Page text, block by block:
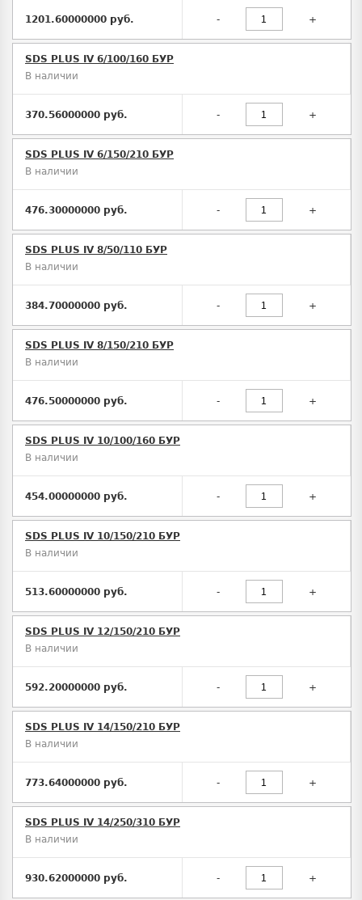
1201.60000000 руб. - +
SDS PLUS IV 6/100/160 БУР
В наличии
370.56000000 руб. - +
SDS PLUS IV 6/150/210 БУР
В наличии
476.30000000 руб. - +
SDS PLUS IV 8/50/110 БУР
В наличии
384.70000000 руб. - +
SDS PLUS IV 8/150/210 БУР
В наличии
476.50000000 руб. - +
SDS PLUS IV 10/100/160 БУР
В наличии
454.00000000 руб. - +
SDS PLUS IV 10/150/210 БУР
В наличии
513.60000000 руб. - +
SDS PLUS IV 12/150/210 БУР
В наличии
592.20000000 руб. - +
SDS PLUS IV 14/150/210 БУР
В наличии
773.64000000 руб. - +
SDS PLUS IV 14/250/310 БУР
В наличии
930.62000000 руб. - +